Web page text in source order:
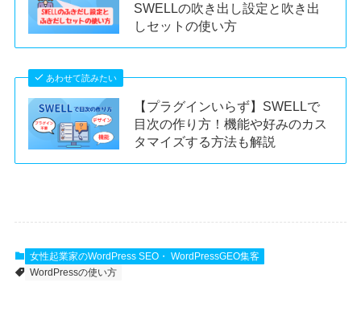
SWELLの吹き出し設定と吹き出
しセットの使い方
あわせて読みたい
【プラグインいらず】SWELLで
目次の作り方！機能や好みのカス
タマイズする方法も解説
女性起業家のWordPress SEO・ WordPressGEO集客
WordPressの使い方